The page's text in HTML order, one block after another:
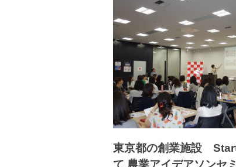
東京都の創業施設
て 農業アイデアソンセ